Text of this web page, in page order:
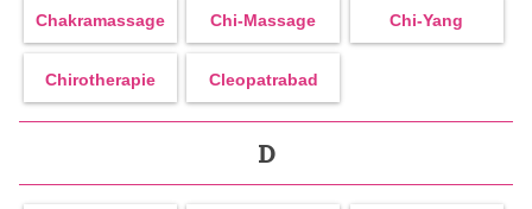
Chakramassage Chi-Massage Chi-Yang
Chirotherapie Cleopatrabad
D